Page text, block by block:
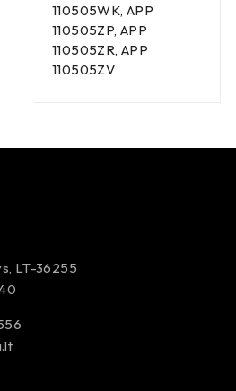
110505WK, APP
110505ZP, APP
110505ZR, APP
110505ZV
LT-36255